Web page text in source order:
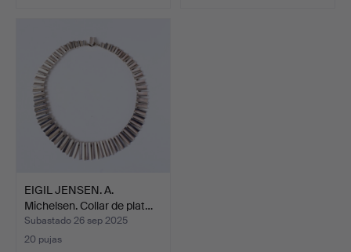
EIGIL JENSEN. A.
Michelsen. Collar de plat…
Subastado 26 sep 2025
20 pujas